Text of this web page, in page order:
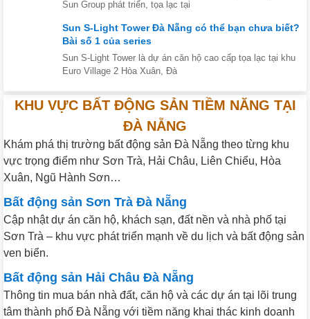
Sun Group phát triển, tọa lạc tại
Sun S-Light Tower Đà Nẵng có thể bạn chưa biết?
Bài số 1 của series
Sun S-Light Tower là dự án căn hộ cao cấp tọa lạc tại khu
Euro Village 2 Hòa Xuân, Đà
KHU VỰC BẤT ĐỘNG SẢN TIỀM NĂNG TẠI
ĐÀ NẴNG
Khám phá thị trường bất động sản Đà Nẵng theo từng khu
vực trọng điểm như Sơn Trà, Hải Châu, Liên Chiểu, Hòa
Xuân, Ngũ Hành Sơn…
Bất động sản Sơn Trà Đà Nẵng
Cập nhật dự án căn hộ, khách sạn, đất nền và nhà phố tại
Sơn Trà – khu vực phát triển mạnh về du lịch và bất động sản
ven biển.
Bất động sản Hải Châu Đà Nẵng
Thông tin mua bán nhà đất, căn hộ và các dự án tại lõi trung
tâm thành phố Đà Nẵng với tiềm năng khai thác kinh doanh